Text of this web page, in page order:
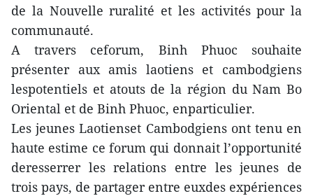
de la Nouvelle ruralité et les activités pour la
communauté.
A travers ceforum, Binh Phuoc souhaite
présenter aux amis laotiens et cambodgiens
lespotentiels et atouts de la région du Nam Bo
Oriental et de Binh Phuoc, enparticulier.
Les jeunes Laotienset Cambodgiens ont tenu en
haute estime ce forum qui donnait l’opportunité
deresserrer les relations entre les jeunes de
trois pays, de partager entre euxdes expériences